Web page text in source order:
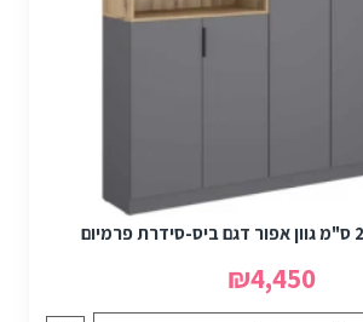
₪4,450